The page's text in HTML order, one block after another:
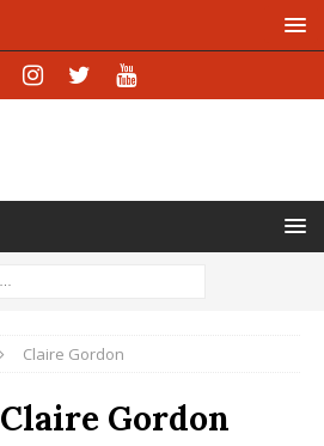
Claire Gordon
Claire Gordon